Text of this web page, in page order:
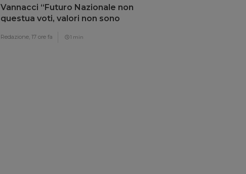
Vannacci “Futuro Nazionale non
questua voti, valori non sono
Redazione, 17 ore fa 1 min